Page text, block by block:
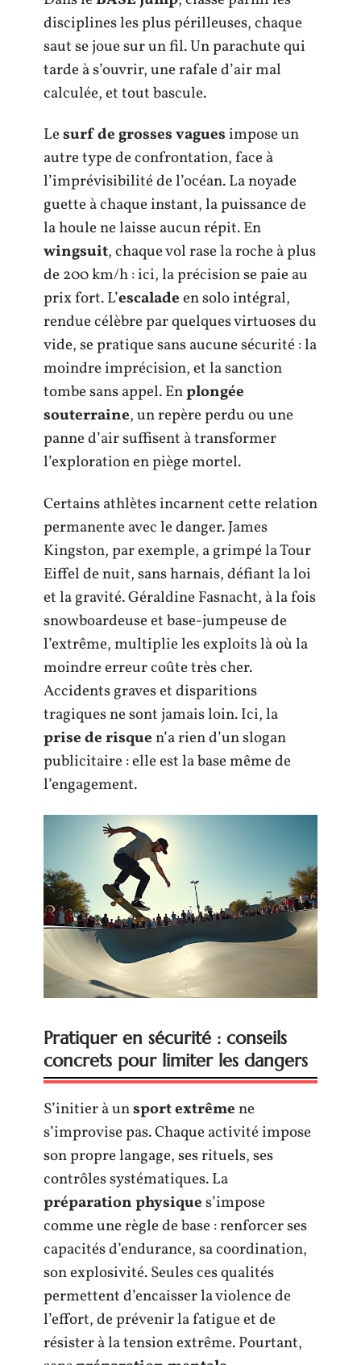
disciplines les plus périlleuses, chaque
saut se joue sur un fil. Un parachute qui
tarde à s’ouvrir, une rafale d’air mal
calculée, et tout bascule.
Lesurf de grosses vaguesimpose un
autre type de confrontation, face à
l’imprévisibilité de l’océan. La noyade
guette à chaque instant, la puissance de
la houle ne laisse aucun répit. En
wingsuit, chaque vol rase la roche à plus
de 200 km/h : ici, la précision se paie au
prix fort. L’escaladeen solo intégral,
rendue célèbre par quelques virtuoses du
vide, se pratique sans aucune sécurité : la
moindre imprécision, et la sanction
tombe sans appel. Enplongée
souterraine, un repère perdu ou une
panne d’air suffisent à transformer
l’exploration en piège mortel.
Certains athlètes incarnent cette relation
permanente avec le danger. James
Kingston, par exemple, a grimpé la Tour
Eiffel de nuit, sans harnais, défiant la loi
et la gravité. Géraldine Fasnacht, à la fois
snowboardeuse et base-jumpeuse de
l’extrême, multiplie les exploits là où la
moindre erreur coûte très cher.
Accidents graves et disparitions
tragiques ne sont jamais loin. Ici, la
prise de risquen’a rien d’un slogan
publicitaire : elle est la base même de
l’engagement.
Pratiquer en sécurité : conseils
concrets pour limiter les dangers
S’initier à unsport extrêmene
s’improvise pas. Chaque activité impose
son propre langage, ses rituels, ses
contrôles systématiques. La
préparation physiques’impose
comme une règle de base : renforcer ses
capacités d’endurance, sa coordination,
son explosivité. Seules ces qualités
permettent d’encaisser la violence de
l’effort, de prévenir la fatigue et de
résister à la tension extrême. Pourtant,